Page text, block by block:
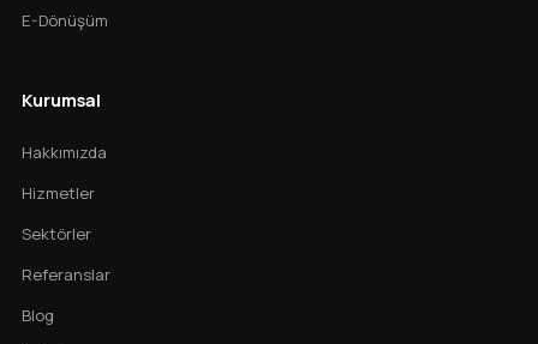
E-Dönüşüm
Kurumsal
Hakkımızda
Hizmetler
Sektörler
Referanslar
Blog